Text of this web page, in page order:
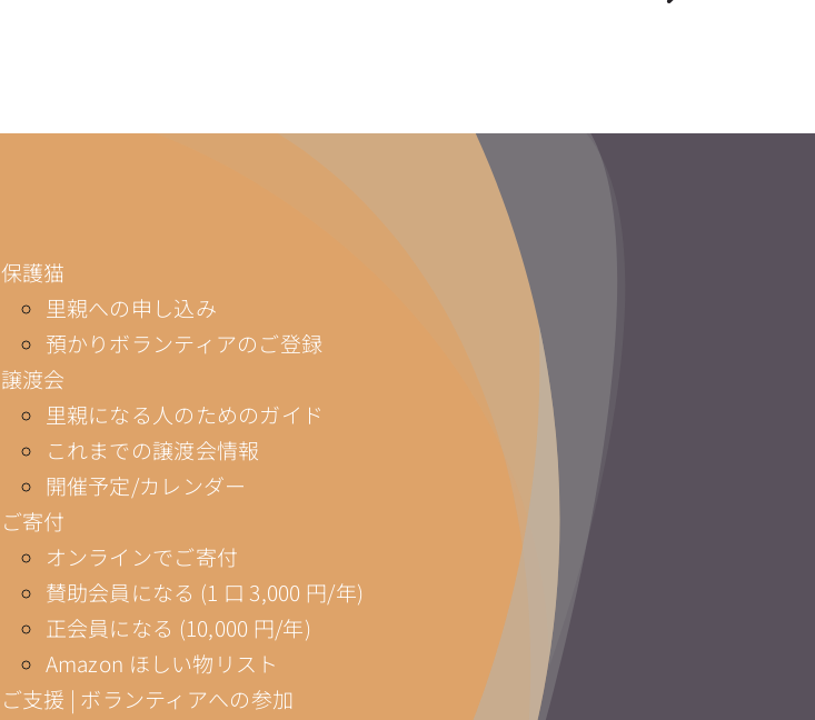
保護猫
里親への申し込み
預かりボランティアのご登録
譲渡会
里親になる人のためのガイド
これまでの譲渡会情報
開催予定/カレンダー
ご寄付
オンラインでご寄付
賛助会員になる (1 口 3,000 円/年)
正会員になる (10,000 円/年)
Amazon ほしい物リスト
ご支援 | ボランティアへの参加